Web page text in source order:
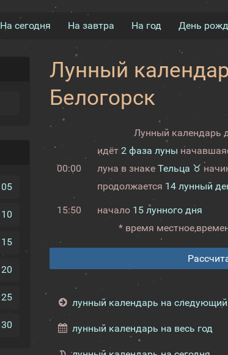
На сегодня На завтра На год День
05
10
15
20
25
30
Лунный
Белогорск
Лунный календарь
00:00
идёт2 фаза луны
луна в знаке Тельца ♉
продолжается 14 лунный
15:50 начало 15 лунного дня
* время местное,
лунный календарь на
лунный календарь на весь год